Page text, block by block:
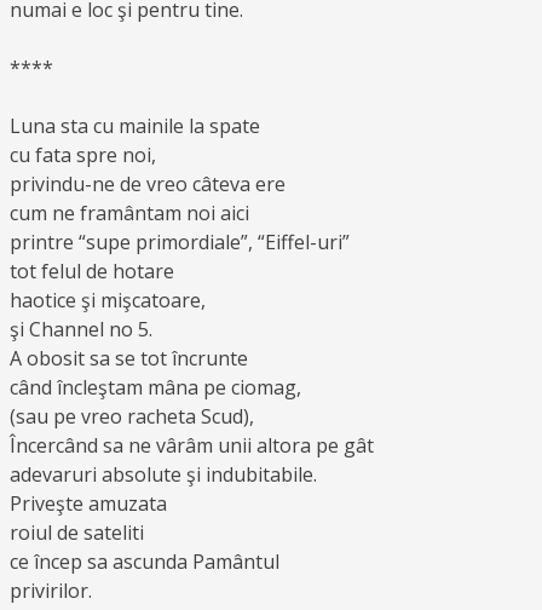
numai e loc şi pentru tine.
****
Luna sta cu mainile la spate
cu fata spre noi,
privindu-ne de vreo câteva ere
cum ne framântam noi aici
printre “supe primordiale”, “Eiffel-uri”
tot felul de hotare
haotice şi mişcatoare,
şi Channel no 5.
A obosit sa se tot încrunte
când încleştam mâna pe ciomag,
(sau pe vreo racheta Scud),
Încercând sa ne vârâm unii altora pe gât
adevaruri absolute şi indubitabile.
Priveşte amuzata
roiul de sateliti
ce încep sa ascunda Pamântul
privirilor.